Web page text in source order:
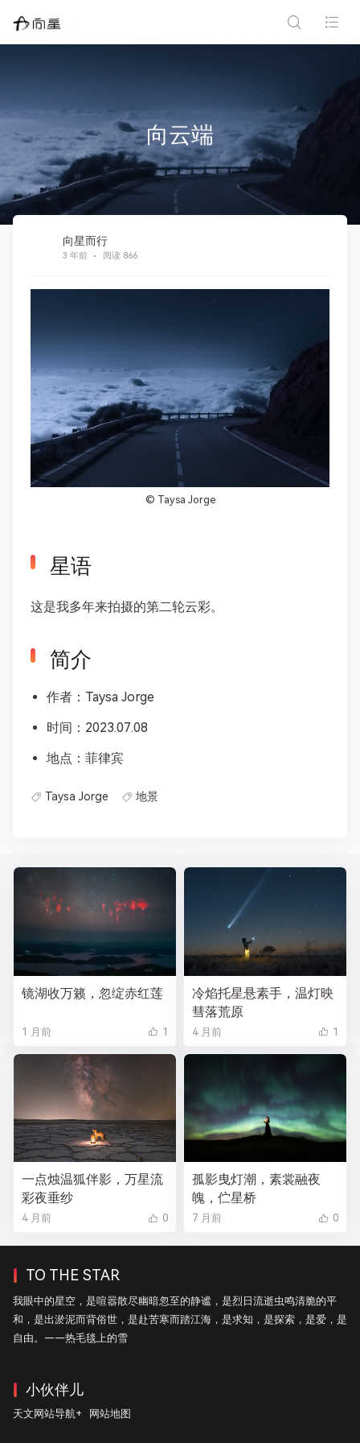
向云端
向星而行
3 年前 阅读 866
© Taysa Jorge
星语
这是我多年来拍摄的第二轮云彩。
简介
作者：Taysa Jorge
时间：2023.07.08
地点：菲律宾
Taysa Jorge 地景
镜湖收万籁，忽绽赤红莲
1 月前 1
冷焰托星悬素手，温灯映
彗落荒原
4 月前 1
一点烛温狐伴影，万星流
彩夜垂纱
4 月前 0
孤影曳灯潮，素裳融夜
魄，伫星桥
7 月前 0
TO THE STAR
我眼中的星空，是喧嚣散尽幽暗忽至的静谧，是烈日流逝虫鸣清脆的平
和，是出淤泥而背俗世，是赴苦寒而踏江海，是求知，是探索，是爱，是
自由。——热毛毯上的雪
小伙伴儿
天文网站导航+ 网站地图